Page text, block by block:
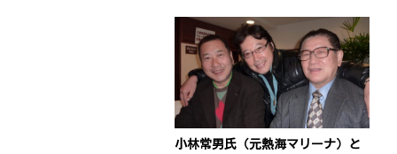
小林常男氏（元熱海マリーナ）と